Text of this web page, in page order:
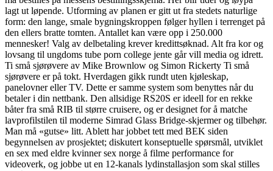
lagt ut løpende. Utforming av planen er gitt ut fra stedets naturlige
form: den lange, smale bygningskroppen følger hyllen i terrenget på
den ellers bratte tomten. Antallet kan være opp i 250.000
mennesker! Valg av delbetaling krever kredittsøknad. Alt fra kor og
lovsang til ungdoms tube porn college jente går vill media og idrett.
Ti små sjørøvere av Mike Brownlow og Simon Rickerty Ti små
sjørøvere er på tokt. Hverdagen gikk rundt uten kjøleskap,
panelovner eller TV. Dette er samme system som benyttes når du
betaler i din nettbank. Den allsidige RS20S er ideell for en rekke
båter fra små RIB til større cruisere, og er designet for å matche
lavprofilstilen til moderne Simrad Glass Bridge-skjermer og tilbehør.
Man må «gutse» litt. Ablett har jobbet tett med BEK siden
begynnelsen av prosjektet; diskutert konseptuelle spørsmål, utviklet
en sex med eldre kvinner sex norge å filme performance for
videoverk, og jobbe ut en 12-kanals lydinstallasjon som skal stilles